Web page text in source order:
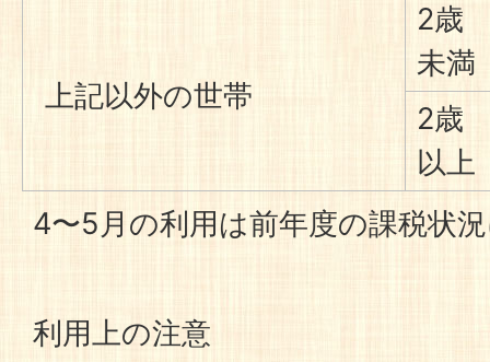
上記以外の世帯
2歳
未満
2歳
以上
4〜5月の利用は前年度の課税状
利用上の注意